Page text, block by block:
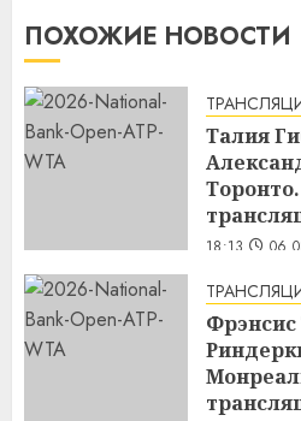
ПОХОЖИЕ НОВОСТИ
Талия
18:13